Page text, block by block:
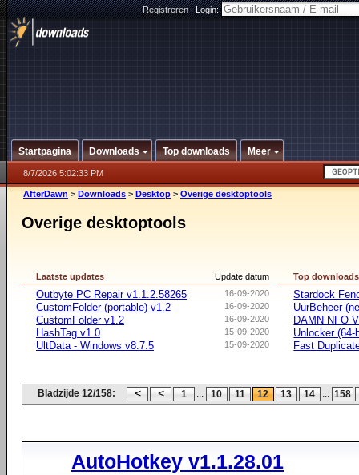
Registreren|Login:
Startpagina Downloads Top downloads Meer
8/7/2026 5:02:33 PM
AfterDawn > Downloads > Desktop > Overige desktoptools
Overige desktoptools
Update datum
Laatste updates
16-09-2020
Outbyte PC Repair v1.1.2.58265
16-09-2020
CustomFolder (portable) v1.2
16-09-2020
CustomFolder v1.2
15-09-2020
HashTag v1.0
15-09-2020
UltData - Windows v8.7.5
Top downloads
Stardock
UurBeheer
DAMN NFO
Unlocker (64-
Fast
Bladzijde 12/158: 1 ... 10 11 12 13 14 ... 158
AutoHotkey v1.1.28.01